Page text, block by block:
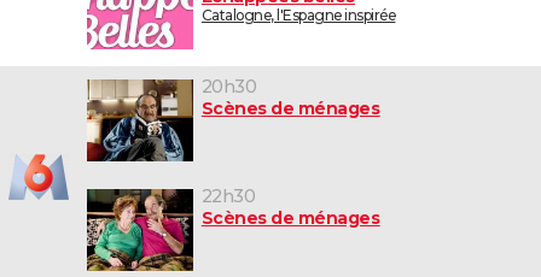
Catalogne, l'Espagne inspirée
20h30
Scènes de ménages
22h30
Scènes de ménages